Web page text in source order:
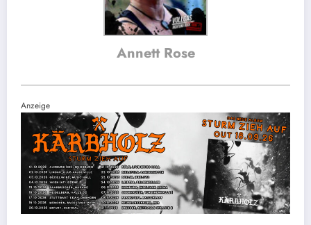
Annett Rose
Anzeige